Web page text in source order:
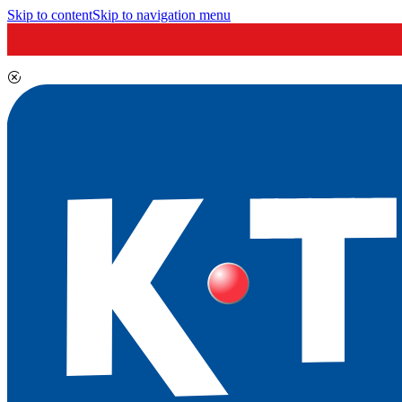
Skip to contentSkip to navigation menu